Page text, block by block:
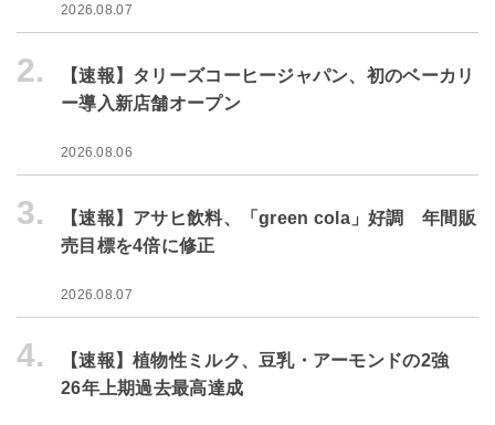
2026.08.07
2.
【速報】タリーズコーヒージャパン、初のベーカリ
ー導入新店舗オープン
2026.08.06
3.
【速報】アサヒ飲料、「green cola」好調 年間販
売目標を4倍に修正
2026.08.07
4.
【速報】植物性ミルク、豆乳・アーモンドの2強
26年上期過去最高達成